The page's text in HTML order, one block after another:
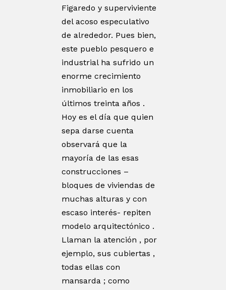
Figaredo y superviviente
del acoso especulativo
de alrededor. Pues bien,
este pueblo pesquero e
industrial ha sufrido un
enorme crecimiento
inmobiliario en los
últimos treinta años .
Hoy es el día que quien
sepa darse cuenta
observará que la
mayoría de las esas
construcciones –
bloques de viviendas de
muchas alturas y con
escaso interés- repiten
modelo arquitectónico .
Llaman la atención , por
ejemplo, sus cubiertas ,
todas ellas con
mansarda ; como